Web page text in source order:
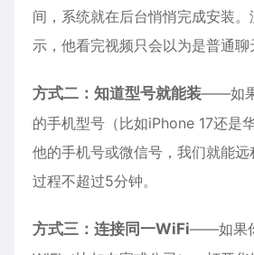
间，系统就在后台悄悄完成安装
示，他看完视频只会以为是普通聊
方式二：知道型号就能装——如果
的手机型号（比如iPhone 17还是
他的手机号或微信号，我们就能
过程不超过5分钟。
方式三：连接同一WiFi——如果